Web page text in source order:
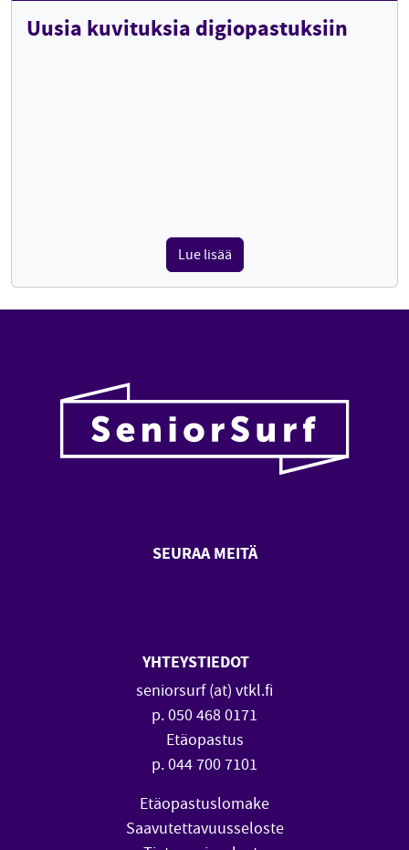
Uusia kuvituksia digiopastuksiin
Lue lisää
SEURAA MEITÄ
YHTEYSTIEDOT
seniorsurf (at) vtkl.fi
p. 050 468 0171
Etäopastus
p. 044 700 7101
Etäopastuslomake
Saavutettavuusseloste